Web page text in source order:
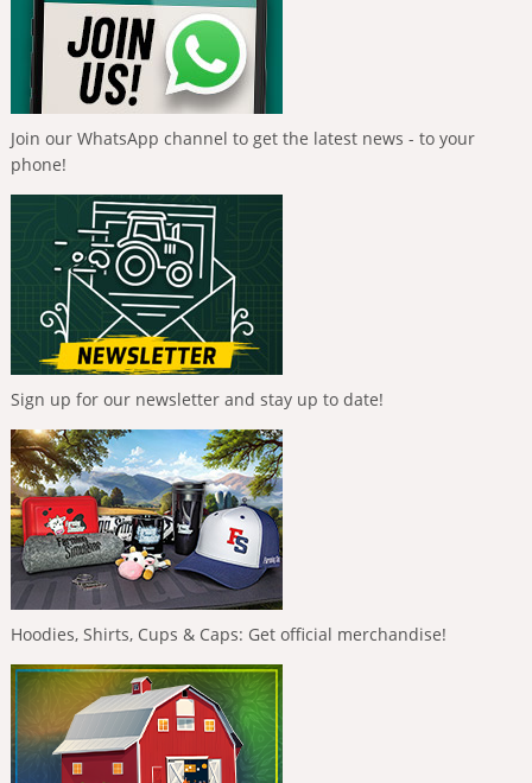
Join our WhatsApp channel to get the latest news - to your
phone!
Sign up for our newsletter and stay up to date!
Hoodies, Shirts, Cups & Caps: Get official merchandise!